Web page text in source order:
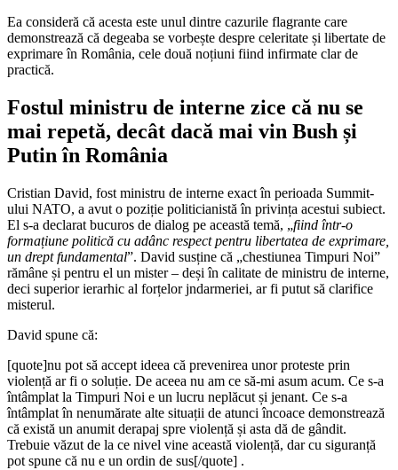
Ea consideră că acesta este unul dintre cazurile flagrante care
demonstrează că degeaba se vorbește despre celeritate și libertate de
exprimare în România, cele două noțiuni fiind infirmate clar de
practică.
Fostul ministru de interne zice că nu se
mai repetă, decât dacă mai vin Bush și
Putin în România
Cristian David, fost ministru de interne exact în perioada Summit-
ului NATO, a avut o poziție politicianistă în privința acestui subiect.
El s-a declarat bucuros de dialog pe această temă, „fiind într-o
formațiune politică cu adânc respect pentru libertatea de exprimare,
un drept fundamental”. David susține că „chestiunea Timpuri Noi”
rămâne și pentru el un mister – deși în calitate de ministru de interne,
deci superior ierarhic al forțelor jndarmeriei, ar fi putut să clarifice
misterul.
David spune că:
[quote]nu pot să accept ideea că prevenirea unor proteste prin
violență ar fi o soluție. De aceea nu am ce să-mi asum acum. Ce s-a
întâmplat la Timpuri Noi e un lucru neplăcut și jenant. Ce s-a
întâmplat în nenumărate alte situații de atunci încoace demonstrează
că există un anumit derapaj spre violență și asta dă de gândit.
Trebuie văzut de la ce nivel vine această violență, dar cu siguranță
pot spune că nu e un ordin de sus[/quote] .